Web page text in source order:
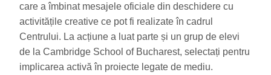
care a îmbinat mesajele oficiale din deschidere cu
activitățile creative ce pot fi realizate în cadrul
Centrului. La acțiune a luat parte și un grup de elevi
de la Cambridge School of Bucharest, selectați pentru
implicarea activă în proiecte legate de mediu.